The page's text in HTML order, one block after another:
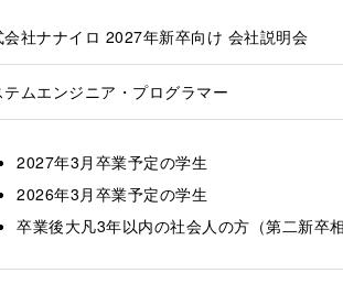
会社ナナイロ 2027年新卒向け 会社説明会
テムエンジニア・プログラマー
2027年3月卒業予定の学生
2026年3月卒業予定の学生
卒業後大凡3年以内の社会人の方（第二新卒相